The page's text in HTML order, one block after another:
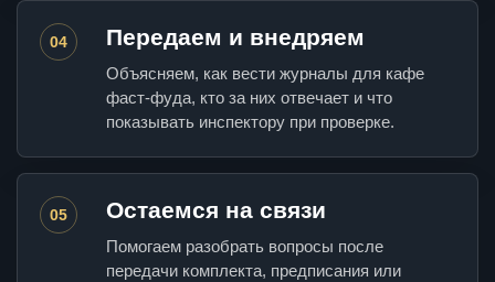
04 Передаем и внедряем
Объясняем, как вести журналы для кафе
фаст-фуда, кто за них отвечает и что
показывать инспектору при проверке.
05 Остаемся на связи
Помогаем разобрать вопросы после
передачи комплекта, предписания или